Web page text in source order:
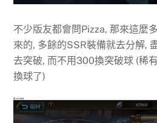
不少版友都會問Pizza, 那來這麼
來的, 多餘的SSR裝備就去分解,
去突破, 而不用300換突破球 (稀
換球了)